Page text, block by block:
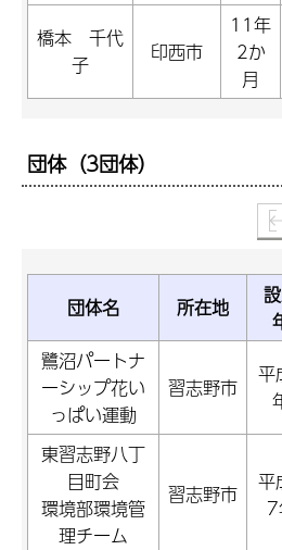
橋本 千代
子
印西市
11年
2か
月
団体（3団体）
団体名 所在地
鷺沼パートナ
ーシップ花い
っぱい運動
習志野市
平
東習志野八丁
目町会
環境部環境管
理チーム
習志野市
平